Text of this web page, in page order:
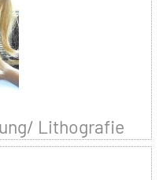
Lithografie